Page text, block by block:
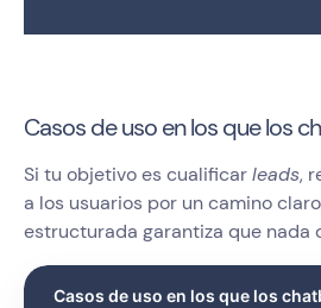
Casos de uso en los que los
Si tu objetivo es cualificarleads,
a los usuarios por un camino
estructurada garantiza que nada
Casos de uso en los que los